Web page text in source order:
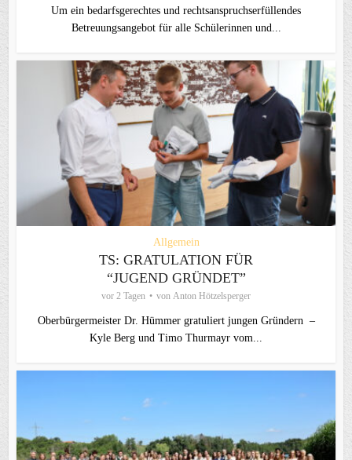
Um ein bedarfsgerechtes und rechtsanspruchserfüllendes
Betreuungsangebot für alle Schülerinnen und...
Allgemein
TS: GRATULATION FÜR
“JUGEND GRÜNDET”
vor 2 Tagen von Anton Hötzelsperger
Oberbürgermeister Dr. Hümmer gratuliert jungen Gründern –
Kyle Berg und Timo Thurmayr vom...